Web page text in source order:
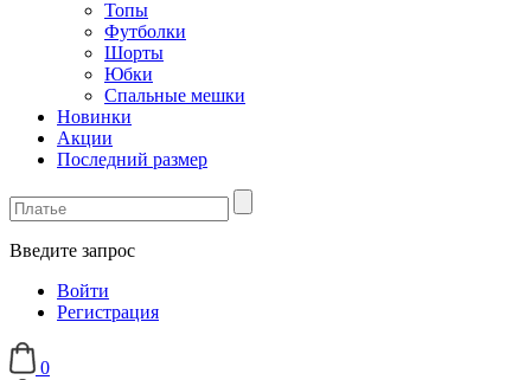
Топы
Футболки
Шорты
Юбки
Спальные мешки
Новинки
Акции
Последний размер
Введите запрос
Войти
Регистрация
0